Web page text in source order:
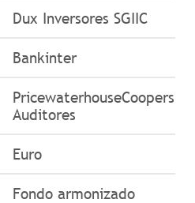
Dux Inversores SGIIC
Bankinter
PricewaterhouseCoopers
Auditores
Euro
Fondo armonizado